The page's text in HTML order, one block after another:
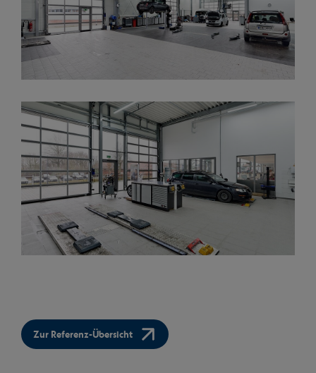
Zur Referenz-Übersicht